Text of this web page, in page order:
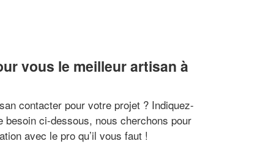
vous le meilleur artisan à
contacter pour votre projet ? Indiquez-
besoin ci-dessous, nous cherchons pour
avec le pro qu’il vous faut !